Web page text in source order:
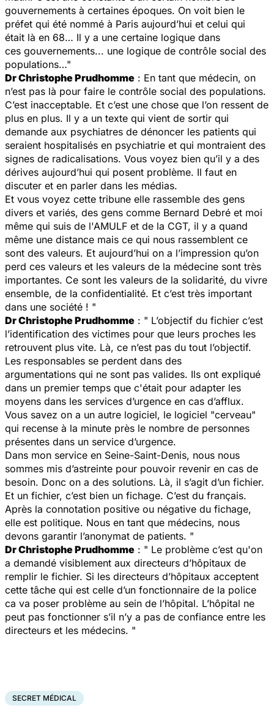
gouvernements à certaines époques. On voit bien le
préfet qui été nommé à Paris aujourd’hui et celui qui
était là en 68… Il y a une certaine logique dans
ces gouvernements... une logique de contrôle social des
populations…"
Dr Christophe Prudhomme : En tant que médecin, on
n’est pas là pour faire le contrôle social des populations.
C’est inacceptable. Et c’est une chose que l’on ressent de
plus en plus. Il y a un texte qui vient de sortir qui
demande aux psychiatres de dénoncer les patients qui
seraient hospitalisés en psychiatrie et qui montraient des
signes de radicalisations. Vous voyez bien qu’il y a des
dérives aujourd’hui qui posent problème. Il faut en
discuter et en parler dans les médias.
Et vous voyez cette tribune elle rassemble des gens
divers et variés, des gens comme Bernard Debré et moi
même qui suis de l'AMULF et de la CGT, il y a quand
même une distance mais ce qui nous rassemblent ce
sont des valeurs. Et aujourd’hui on a l’impression qu’on
perd ces valeurs et les valeurs de la médecine sont très
importantes. Ce sont les valeurs de la solidarité, du vivre
ensemble, de la confidentialité. Et c’est très important
dans une société ! "
Dr Christophe Prudhomme : " L’objectif du fichier c’est
l’identification des victimes pour que leurs proches les
retrouvent plus vite. Là, ce n’est pas du tout l’objectif.
Les responsables se perdent dans des
argumentations qui ne sont pas valides. Ils ont expliqué
dans un premier temps que c'était pour adapter les
moyens dans les services d’urgence en cas d’afflux.
Vous savez on a un autre logiciel, le logiciel "cerveau"
qui recense à la minute près le nombre de personnes
présentes dans un service d’urgence.
Dans mon service en Seine-Saint-Denis, nous nous
sommes mis d’astreinte pour pouvoir revenir en cas de
besoin. Donc on a des solutions. Là, il s’agit d’un fichier.
Et un fichier, c’est bien un fichage. C’est du français.
Après la connotation positive ou négative du fichage,
elle est politique. Nous en tant que médecins, nous
devons garantir l’anonymat de patients. "
Dr Christophe Prudhomme : " Le problème c’est qu'on
a demandé visiblement aux directeurs d’hôpitaux de
remplir le fichier. Si les directeurs d’hôpitaux acceptent
cette tâche qui est celle d’un fonctionnaire de la police
ca va poser problème au sein de l’hôpital. L’hôpital ne
peut pas fonctionner s’il n’y a pas de confiance entre les
directeurs et les médecins. "
SECRET MÉDICAL